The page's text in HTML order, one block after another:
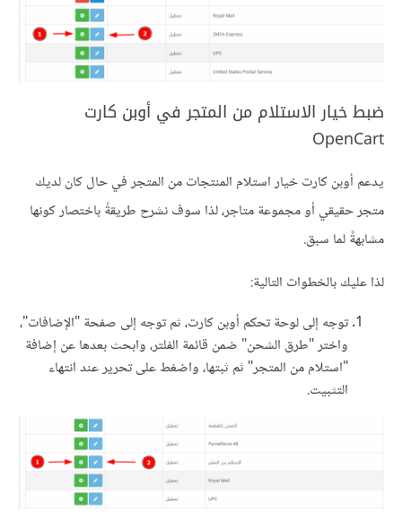
ضبط خيار الاستلام من المتجر في أوبن كارت
OpenCart
يدعم أوبن كارت خيار استلام المنتجات من المتجر في حال كان لديك
متجر حقيقي أو مجموعة متاجر، لذا سوف نشرح طريقةً باختصار كونها
مشابهةً لما سبق.
لذا عليك بالخطوات التالية:
توجه إلى لوحة تحكم أوبن كارت، ثم توجه إلى صفحة "الإضافات"،
واختر "طرق الشحن" ضمن قائمة الفلتر، وابحث بعدها عن إضافة
"استلام من المتجر" ثم ثبتها، واضغط على تحرير عند انتهاء
التثبيت.